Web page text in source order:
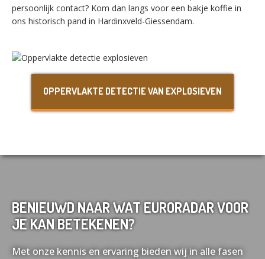
persoonlijk contact? Kom dan langs voor een bakje koffie in
ons historisch pand in Hardinxveld-Giessendam.
OPPERVLAKTE DETECTIE VAN EXPLOSIEVEN
BENIEUWD NAAR WAT EURORADAR VOOR
JE KAN BETEKENEN?
Met onze kennis en ervaring bieden wij in alle fasen
Français Deutsch